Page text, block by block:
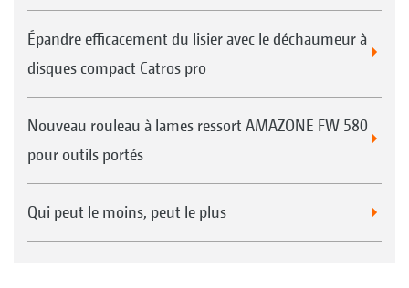
Épandre efficacement du lisier avec le déchaumeur à
disques compact Catros pro
Nouveau rouleau à lames ressort AMAZONE FW 580
pour outils portés
Qui peut le moins, peut le plus